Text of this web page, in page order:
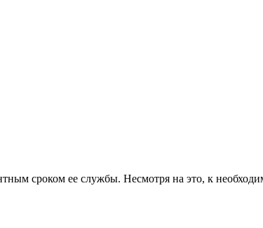
сроком ее службы. Несмотря на это, к